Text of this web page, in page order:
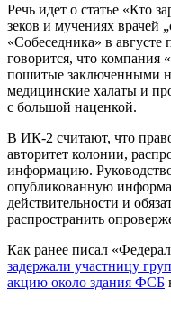
Речь идет о статье «Кто
зеков и мучениях врачей
«Собеседника» в
говорится, что компания
пошитые заключенными
медицинские халаты и
с большой наценкой.
В ИК-2 считают, что
авторитет колонии,
информацию.
опубликованную
действительности и
распространить
Как ранее писал
задержали участницу
акцию около здания ФСБ